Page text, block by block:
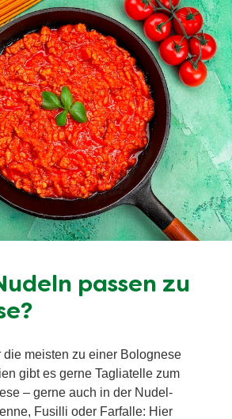
passen zu
die meisten zu einer Bolognese
gibt es gerne Tagliatelle zum
– gerne auch in der Nudel-
Fusilli oder Farfalle: Hier